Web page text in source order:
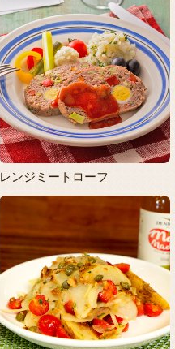
レンジミートローフ